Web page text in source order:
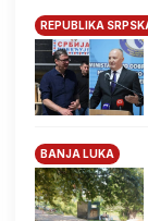
REPUBLIKA
BANJA LUKA